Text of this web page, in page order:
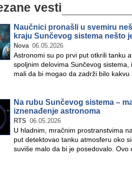
vesti
Naučnici pronašli u svemiru
kraju Sunčevog sistema nešto
Nova 06.05.2026
Astronomi su po prvi put otkrili tanku
spoljnim delovima Sunčevog
mali da bi mogao da zadrži bilo
Na rubu Sunčevog sistema –
iznenađenje astronoma
RTS 06.05.2026
U hladnim, mračnim prostranstvima
put detektovao tanku atmosferu oko
suviše malo da bi je posedovalo.